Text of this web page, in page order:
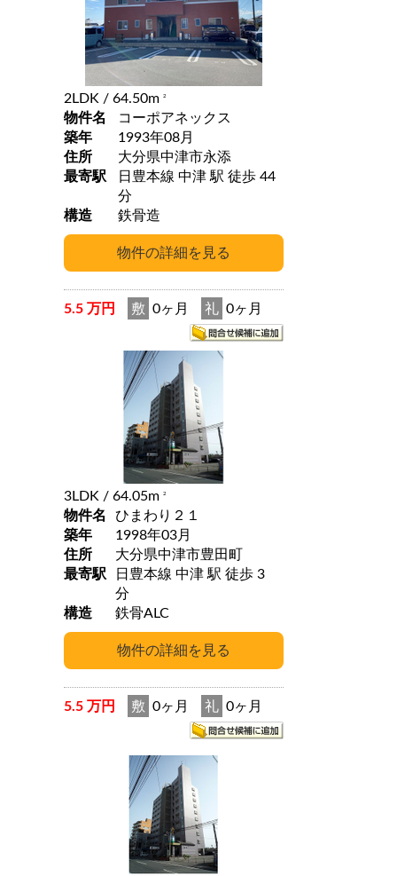
2LDK / 64.50m 2
物件名
コーポアネックス
築年
1993年08月
住所
大分県中津市永添
最寄駅
日豊本線 中津 駅 徒歩 44
分
構造
鉄骨造
5.5 万円 敷 0ヶ月 礼 0ヶ月
3LDK / 64.05m 2
物件名
ひまわり２１
築年
1998年03月
住所
大分県中津市豊田町
最寄駅
日豊本線 中津 駅 徒歩 3
分
構造
鉄骨ALC
5.5 万円 敷 0ヶ月 礼 0ヶ月